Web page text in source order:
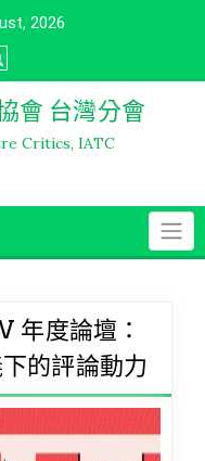
2026
會 台灣分會
Critics, IATC
年度論壇：
的評論動力